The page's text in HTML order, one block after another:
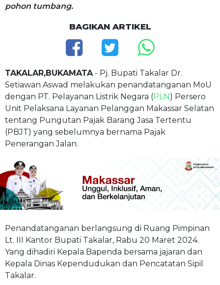
pohon tumbang.
BAGIKAN ARTIKEL
TAKALAR,BUKAMATA - Pj. Bupati Takalar Dr.
Setiawan Aswad melakukan penandatanganan MoU
dengan PT. Pelayanan Listrik Negara (PLN) Persero
Unit Pelaksana Layanan Pelanggan Makassar Selatan
tentang Pungutan Pajak Barang Jasa Tertentu
(PBJT) yang sebelumnya bernama Pajak
Penerangan Jalan.
Penandatanganan berlangsung di Ruang Pimpinan
Lt. III Kantor Bupati Takalar, Rabu 20 Maret 2024.
Yang dihadiri Kepala Bapenda bersama jajaran dan
Kepala Dinas Kependudukan dan Pencatatan Sipil
Takalar.